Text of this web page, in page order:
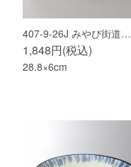
407-9-26J みやび街道…
1,848円(税込)
28.8×6cm